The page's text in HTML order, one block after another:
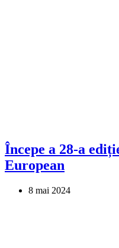
Începe a 28-a
European
8 mai 2024